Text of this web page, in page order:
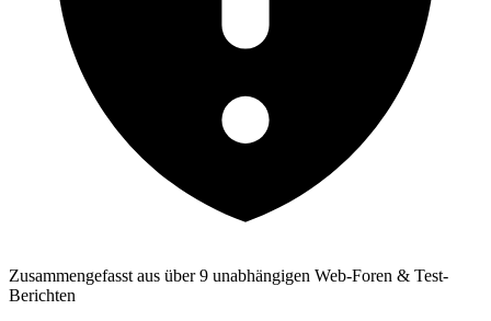
Zusammengefasst aus über 9 unabhängigen Web-Foren & Test-
Berichten